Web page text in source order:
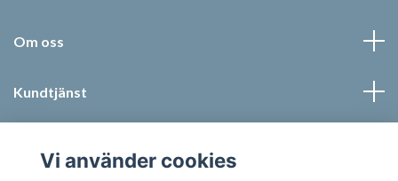
Om oss
Kundtjänst
Vi använder cookies